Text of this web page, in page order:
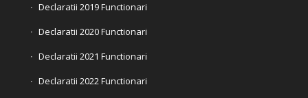
Declaratii 2019 Functionari
Declaratii 2020 Functionari
Declaratii 2021 Functionari
Declaratii 2022 Functionari